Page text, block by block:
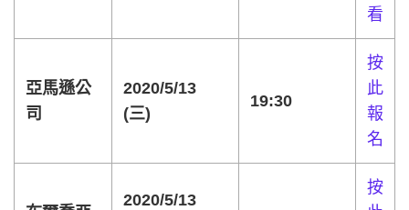
看
亞馬遜公
司
2020/5/13
(三)
19:30
按
此
報
名
2020/5/13
按